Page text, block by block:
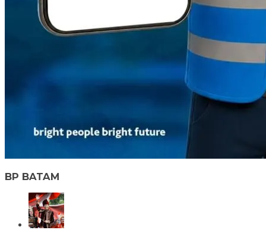
BP BATAM